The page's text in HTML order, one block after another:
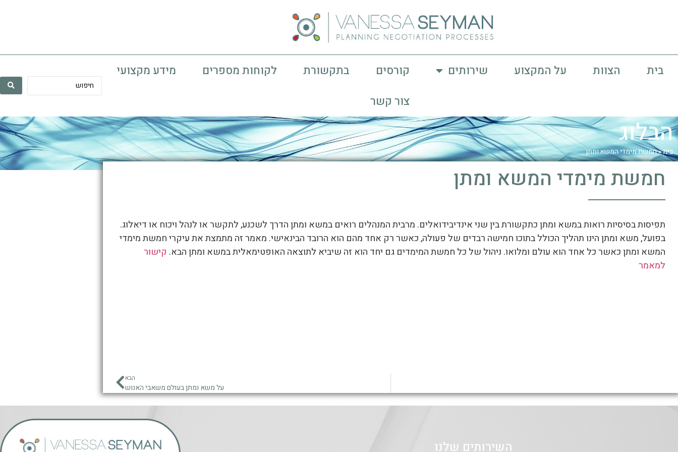
בית הצוות על המקצוע שירותים קורסים בתקשורת לקוחות מספרים
מידע מקצועי
צור קשר
הבלוג
בית»חמשת מימדי המשא ומתן
חמשת מימדי המשא ומתן
תפיסות בסיסיות רואות במשא ומתן כתקשורת בין שני אינדיבידואלים. מרבית המנהלים רואים במשא ומתן הדרך לשכנע, לתקשר או לנהל ויכוח או דיאלוג.
בפועל, משא ומתן הינו תהליך הכולל בתוכו חמישה רבדים של פעולה, כאשר רק אחד מהם הוא הרובד הבינאישי. מאמר זה מתמצת את עיקרי חמשת מימדי
המשא ומתן כאשר כל אחד הוא עולם ומלואו. ניהול של כל חמשת המימדים גם יחד הוא זה שיביא לתוצאה האופטימאלית במשא ומתן הבא. קישור
למאמר
הבא
על משא ומתן בעולם משאבי האנוש
השירותים שלנו